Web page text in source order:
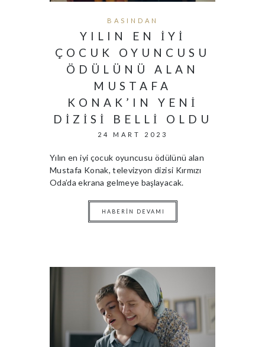
BASINDAN
YILIN EN IYI
ÇOCUK OYUNCUSU
ÖDÜLÜNÜ ALAN
MUSTAFA
KONAK’IN YENI
DIZISI BELLI OLDU
24 MART 2023
Yılın en iyi çocuk oyuncusu ödülünü alan
Mustafa Konak, televizyon dizisi Kırmızı
Oda’da ekrana gelmeye başlayacak.
HABERIN DEVAMI